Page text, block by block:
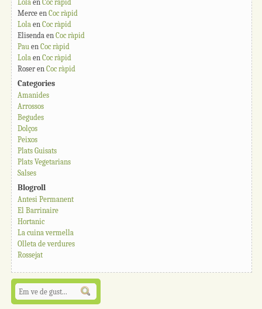
Lola en Coc ràpid
Merce en Coc ràpid
Lola en Coc ràpid
Elisenda en Coc ràpid
Pau en Coc ràpid
Lola en Coc ràpid
Roser en Coc ràpid
Categories
Amanides
Arrossos
Begudes
Dolços
Peixos
Plats Guisats
Plats Vegetarians
Salses
Blogroll
Antesi Permanent
El Barrinaire
Hortanic
La cuina vermella
Olleta de verdures
Rossejat